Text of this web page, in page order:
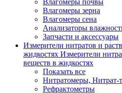
Влагомеры почвы
Влагомеры зерна
Влагомеры сена
Анализаторы
Запчасти и аксессуары
Измерители нитратов и
жидкостях Измерители
веществ в жидкостях
Показать все
Нитратомеры, Нитрат-
Рефрактометры